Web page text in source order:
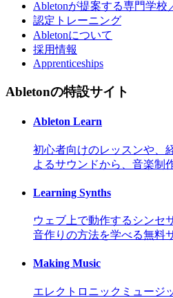
Abletonが提案する専門学校
認定トレーニング
Abletonについて
採用情報
Apprenticeships
Abletonの特設サイト
Ableton Learn
初心者向けのレッスンや、
よるサウンドから、音楽制
Learning Synths
ウェブ上で動作するシンセ
音作りの方法を学べる無料
Making Music
エレクトロニックミュージ